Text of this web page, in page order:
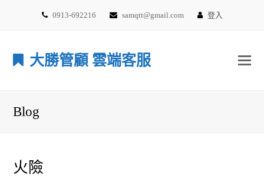
0913-692216 samqtt@gmail.com 登入
大勝管顧 雲端客服
Blog
火險